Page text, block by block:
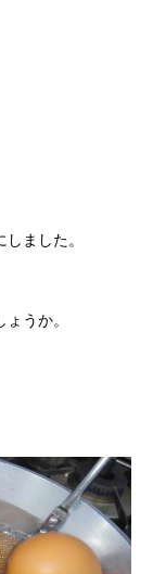
ました。
うか。